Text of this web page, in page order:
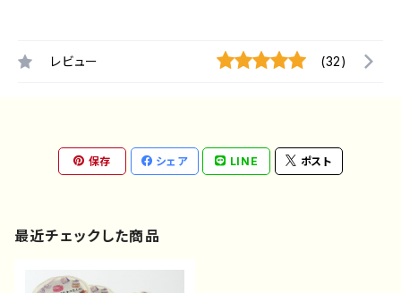
レビュー (32)
保存 シェア LINE ポスト
最近チェックした商品